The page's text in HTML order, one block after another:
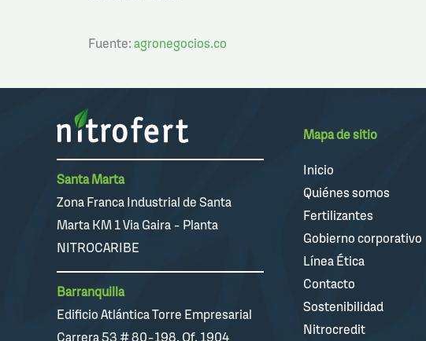
Fuente: agronegocios.co
Santa Marta
Zona Franca Industrial de Santa
Marta KM 1 Via Gaira - Planta
NITROCARIBE
Barranquilla
Edificio Atlántica Torre Empresarial
Carrera 53 # 80-198, Of. 1904
Mapa de sitio
Inicio
Quiénes somos
Fertilizantes
Gobierno corporativo
Línea Ética
Contacto
Sostenibilidad
Nitrocredit